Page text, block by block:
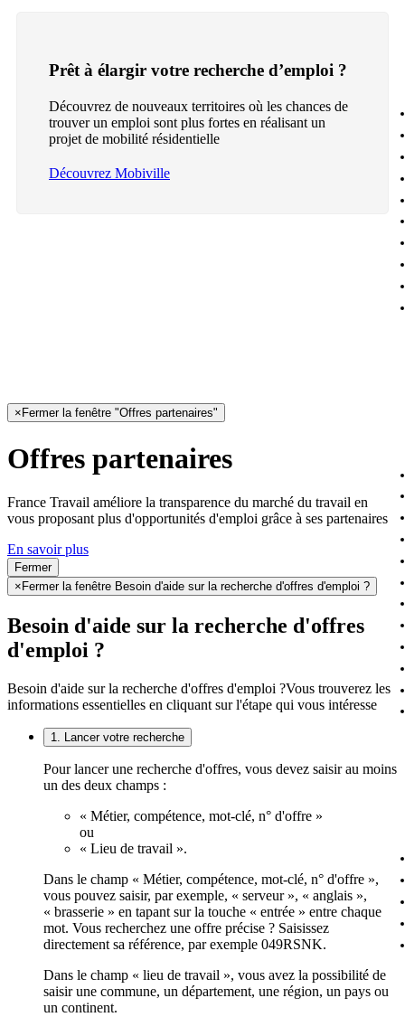
Prêt à élargir votre recherche d’emploi ?
Découvrez de nouveaux territoires où les chances de
trouver un emploi sont plus fortes en réalisant un
projet de mobilité résidentielle
Découvrez Mobiville
× Fermer la fenêtre "Offres partenaires"
Offres partenaires
France Travail améliore la transparence du marché du travail en
vous proposant plus d'opportunités d'emploi grâce à ses partenaires
En savoir plus
Fermer
× Fermer la fenêtre Besoin d'aide sur la recherche d'offres d'emploi ?
Besoin d'aide sur la recherche d'offres
d'emploi ?
Besoin d'aide sur la recherche d'offres d'emploi ?Vous trouverez les
informations essentielles en cliquant sur l'étape qui vous intéresse
1. Lancer votre recherche
Pour lancer une recherche d'offres, vous devez saisir au moins
un des deux champs :
« Métier, compétence, mot-clé, n° d'offre »
ou
« Lieu de travail ».
Dans le champ « Métier, compétence, mot-clé, n° d'offre »,
vous pouvez saisir, par exemple, « serveur », « anglais »,
« brasserie » en tapant sur la touche « entrée » entre chaque
mot. Vous recherchez une offre précise ? Saisissez
directement sa référence, par exemple 049RSNK.
Dans le champ « lieu de travail », vous avez la possibilité de
saisir une commune, un département, une région, un pays ou
un continent.